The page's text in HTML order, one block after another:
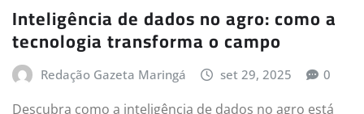
Inteligência de dados no agro: como a
tecnologia transforma o campo
Redação Gazeta Maringá set 29, 2025 0
Descubra como a inteligência de dados no agro está